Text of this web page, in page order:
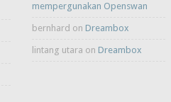
mempergunakan Openswan
bernhard on Dreambox
lintang utara on Dreambox